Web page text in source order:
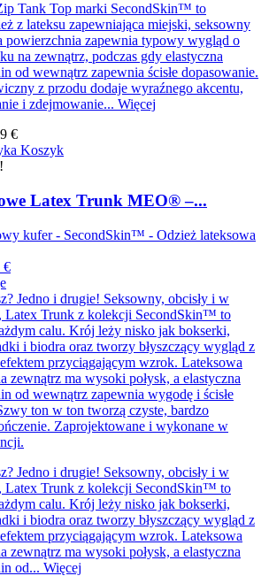
Tank Top marki SecondSkin™ to
z lateksu zapewniająca miejski, seksowny
powierzchnia zapewnia typowy wygląd o
na zewnątrz, podczas gdy elastyczna
od wewnątrz zapewnia ścisłe dopasowanie.
z przodu dodaje wyraźnego akcentu,
i zdejmowanie... Więcej
€
Koszyk
Latex Trunk MEO® –...
€
Jedno i drugie! Seksowny, obcisły i w
Latex Trunk z kolekcji SecondSkin™ to
calu. Krój leży nisko jak bokserki,
i biodra oraz tworzy błyszczący wygląd z
przyciągającym wzrok. Lateksowa
zewnątrz ma wysoki połysk, a elastyczna
od wewnątrz zapewnia wygodę i ścisłe
ton w ton tworzą czyste, bardzo
Zaprojektowane i wykonane w
Jedno i drugie! Seksowny, obcisły i w
Latex Trunk z kolekcji SecondSkin™ to
calu. Krój leży nisko jak bokserki,
i biodra oraz tworzy błyszczący wygląd z
przyciągającym wzrok. Lateksowa
zewnątrz ma wysoki połysk, a elastyczna
od... Więcej